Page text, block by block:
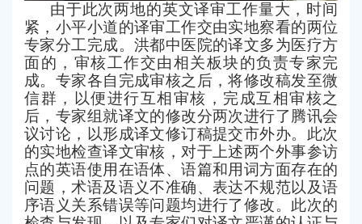
由于此次两地的英文译审工作量大，时间
紧，小平小道的译审工作交由实地察看的两位
专家分工完成。洪都中医院的译文多为医疗方
面的，审核工作交由相关板块的负责专家完
成。 专家各自完成审核之后，将修改稿发至微
信群，以便进行互相审核，完成互相审核之
后，专家组就译文的修改分两次进行了腾讯会
议讨论，以形成译文修订稿提交市外办。此次
的实地检查译文审核，对于上述两个外事参访
点的英语使用在语体、语篇和用词方面存在的
问题，术语及语义不准确、表达不规范以及语
序语义关系错误等问题均进行了修改。 此次的